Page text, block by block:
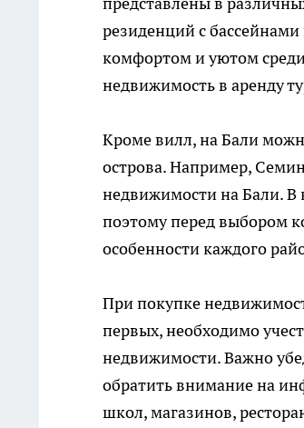
резиденций с
комфортом и уютом
недвижимость в аренду
Кроме вилл, на Бали
острова. Например,
недвижимости на Бали. В
поэтому перед выбором
особенности каждого
При покупке
первых, необходимо
недвижимости. Важно
обратить внимание на
школ, магазинов,